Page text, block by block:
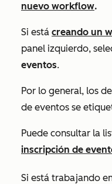
nuevo workflow.
Si está creando un
panel izquierdo,
eventos.
Por lo general, los
de eventos se
Puede consultar la
inscripción de
Si está trabajando